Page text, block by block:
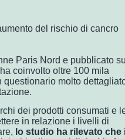
del rischio di cancro
Paris Nord e pubblicato su
coinvolto oltre 100 mila
molto
dei prodotti consumati e
in relazione i livelli di
lo studio ha rilevato che